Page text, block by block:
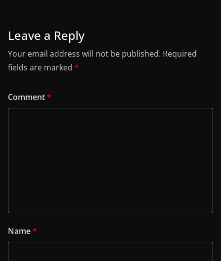
Leave a Reply
Your email address will not be published. Required
fields are marked *
Comment*
Name*